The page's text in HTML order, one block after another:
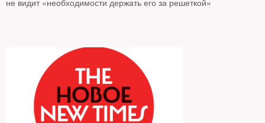
не видит «необходимости держать его за решеткой»